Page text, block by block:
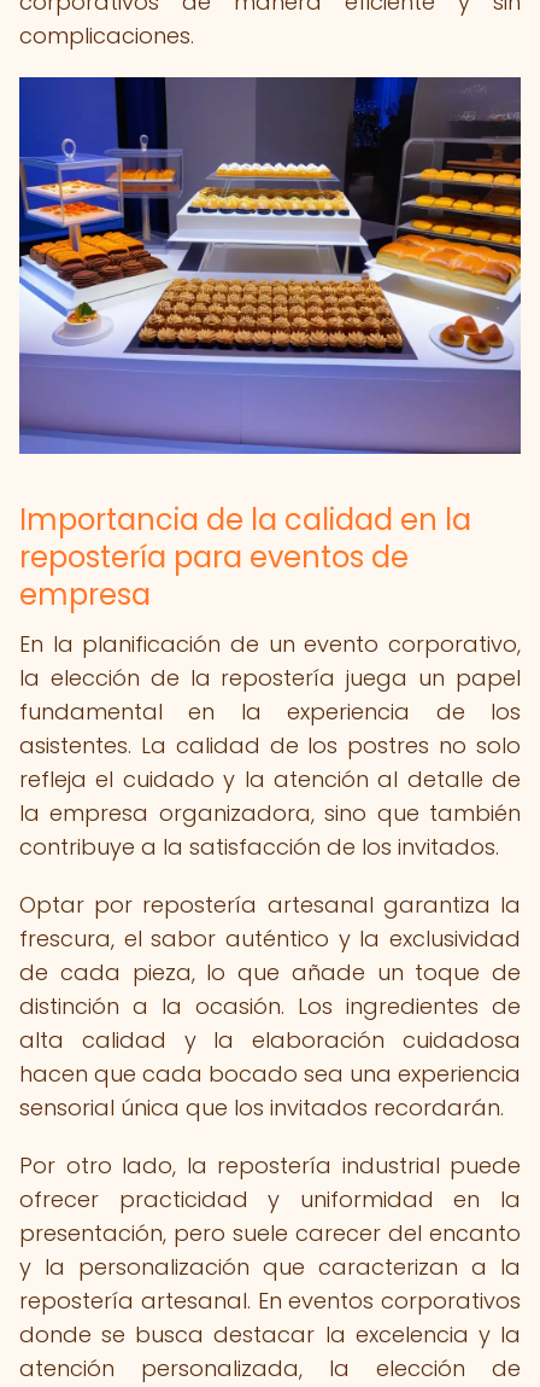
complicaciones.
Importancia de la calidad en la
repostería para eventos de
empresa
En la planificación de un evento corporativo,
la elección de la repostería juega un papel
fundamental en la experiencia de los
asistentes. La calidad de los postres no solo
refleja el cuidado y la atención al detalle de
la empresa organizadora, sino que también
contribuye a la satisfacción de los invitados.
Optar por repostería artesanal garantiza la
frescura, el sabor auténtico y la exclusividad
de cada pieza, lo que añade un toque de
distinción a la ocasión. Los ingredientes de
alta calidad y la elaboración cuidadosa
hacen que cada bocado sea una experiencia
sensorial única que los invitados recordarán.
Por otro lado, la repostería industrial puede
ofrecer practicidad y uniformidad en la
presentación, pero suele carecer del encanto
y la personalización que caracterizan a la
repostería artesanal. En eventos corporativos
donde se busca destacar la excelencia y la
atención personalizada, la elección de